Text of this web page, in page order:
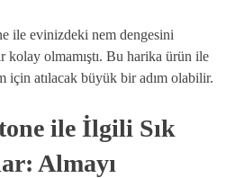
ile evinizdeki nem dengesini
kolay olmamıştı. Bu harika ürün ile
için atılacak büyük bir adım olabilir.
ile İlgili Sık
Almayı